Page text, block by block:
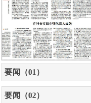
要闻（01）
要闻（02）